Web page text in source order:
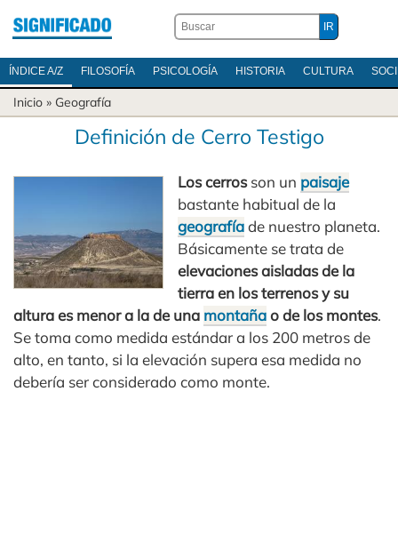
ÍNDICE A/Z FILOSOFÍA PSICOLOGÍA HISTORIA CULTURA
Inicio » Geografía
Definición de Cerro Testigo
Los cerrosson un paisaje
bastante habitual de la
geografíade nuestro planeta.
Básicamente se trata de
elevaciones aisladas de la
tierra en los terrenos y su
altura es menor a la de una montañao de los montes.
Se toma como medida estándar a los 200 metros de
alto, en tanto, si la elevación supera esa medida no
debería ser considerado como monte.